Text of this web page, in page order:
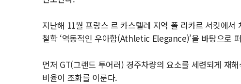
지난해 11월 프랑스 르 카스텔레 지역 폴 리카르 서킷에
철학 ‘역동적인 우아함(Athletic Elegance)’을 바탕으로
먼저 GT(그랜드 투어러) 경주차량의 요소를 세련되게 재
비율이 조화를 이룬다.